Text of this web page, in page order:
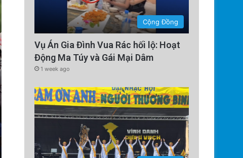
Công an Siết Chặt Quản Lý
Hội: Nhận Diện ‘Phản
Đảng Cộng Sản
Cộng Đồng
Vụ Án Gia Đình Vua Rác hối lộ: Hoạt
Động Ma Túy và Gái Mại Dâm
1 week ago